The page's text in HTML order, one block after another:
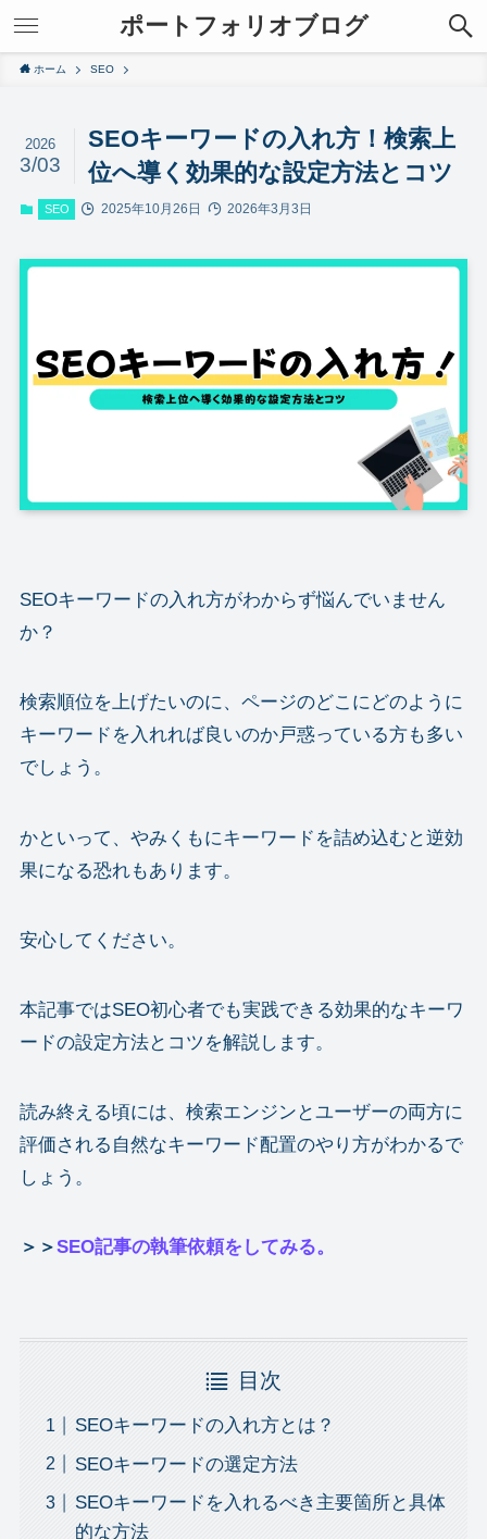
ポートフォリオブログ
ホーム SEO
SEOキーワードの入れ方！検索上
位へ導く効果的な設定方法とコツ
2026
3/03
SEO 2025年10月26日 2026年3月3日
SEOキーワードの入れ方がわからず悩んでいません
か？
検索順位を上げたいのに、ページのどこにどのように
キーワードを入れれば良いのか戸惑っている方も多い
でしょう。
かといって、やみくもにキーワードを詰め込むと逆効
果になる恐れもあります。
安心してください。
本記事ではSEO初心者でも実践できる効果的なキーワ
ードの設定方法とコツを解説します。
読み終える頃には、検索エンジンとユーザーの両方に
評価される自然なキーワード配置のやり方がわかるで
しょう。
＞＞SEO記事の執筆依頼をしてみる。
目次
SEOキーワードの入れ方とは？
SEOキーワードの選定方法
SEOキーワードを入れるべき主要箇所と具体
的な方法